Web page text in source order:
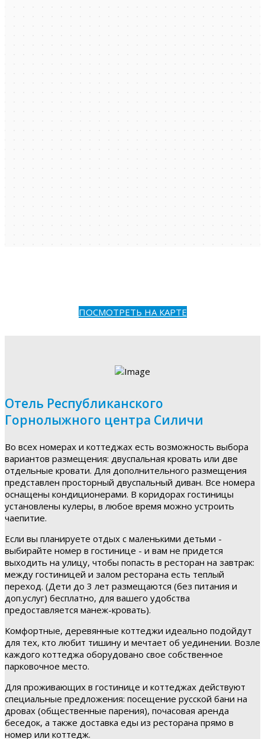
ПОСМОТРЕТЬ НА КАРТЕ
Отель Республиканского
Горнолыжного центра Силичи
Во всех номерах и коттеджах есть возможность выбора
вариантов размещения: двуспальная кровать или две
отдельные кровати. Для дополнительного размещения
представлен просторный двуспальный диван. Все номера
оснащены кондиционерами. В коридорах гостиницы
установлены кулеры, в любое время можно устроить
чаепитие.
Если вы планируете отдых с маленькими детьми -
выбирайте номер в гостинице - и вам не придется
выходить на улицу, чтобы попасть в ресторан на завтрак:
между гостиницей и залом ресторана есть теплый
переход. (Дети до 3 лет размещаются (без питания и
доп.услуг) бесплатно, для вашего удобства
предоставляется манеж-кровать).
Комфортные, деревянные коттеджи идеально подойдут
для тех, кто любит тишину и мечтает об уединении. Возле
каждого коттеджа оборудовано свое собственное
парковочное место.
Для проживающих в гостинице и коттеджах действуют
специальные предложения: посещение русской бани на
дровах (общественные парения), почасовая аренда
беседок, а также доставка еды из ресторана прямо в
номер или коттедж.